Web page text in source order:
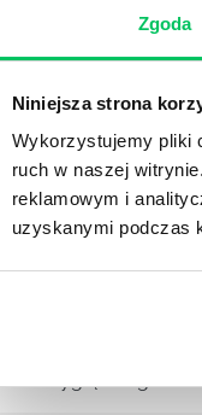
Zgoda
Niniejsza strona
Wykorzystujemy pliki
ruch w naszej
reklamowym i
uzyskanymi podczas
ZMIANA USTAWY
jest dość
będzie już
A USTAWA O
środowiska
drzew. Czy taka
można wyciąć
PRAWO
to dość
Jak wygląda